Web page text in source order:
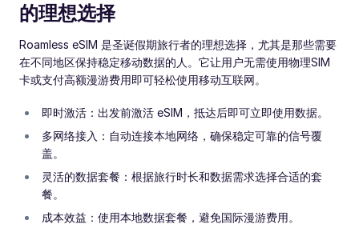
的理想选择
Roamless eSIM 是圣诞假期旅行者的理想选择，尤其是那些需要
在不同地区保持稳定移动数据的人。它让用户无需使用物理SIM
卡或支付高额漫游费用即可轻松使用移动互联网。
即时激活：出发前激活 eSIM，抵达后即可立即使用数据。
多网络接入：自动连接本地网络，确保稳定可靠的信号覆
盖。
灵活的数据套餐：根据旅行时长和数据需求选择合适的套
餐。
成本效益：使用本地数据套餐，避免国际漫游费用。